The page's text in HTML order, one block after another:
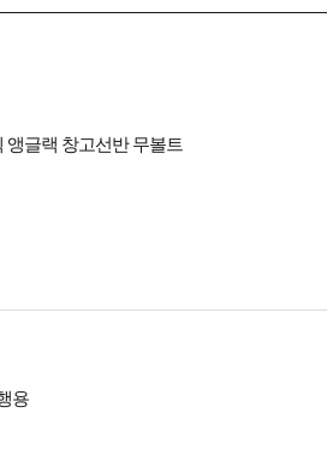
앵글랙 창고선반 무볼트
용